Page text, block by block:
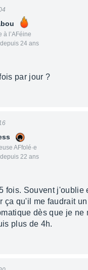
à l’AFéine
24 ans
par jour ?
AFfolé·e
22 ans
fois. Souvent j'oublie
ça qu'il me faudrait
dès que je ne
plus de 4h.